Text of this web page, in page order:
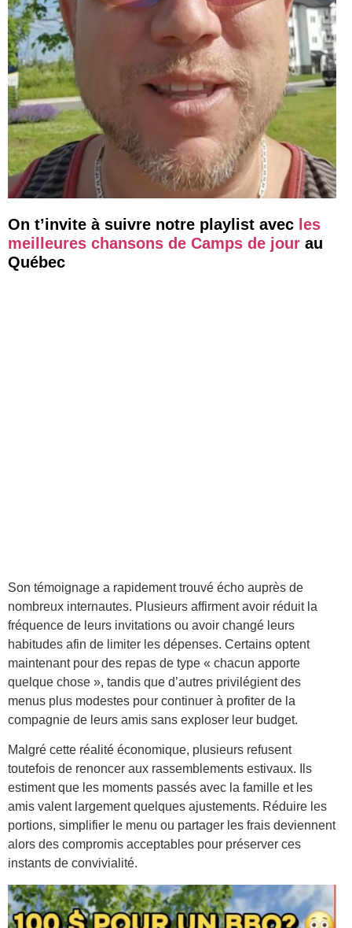
On t’invite à suivre notre playlist avec les
meilleures chansons de Camps de jour au
Québec
Son témoignage a rapidement trouvé écho auprès de
nombreux internautes. Plusieurs affirment avoir réduit la
fréquence de leurs invitations ou avoir changé leurs
habitudes afin de limiter les dépenses. Certains optent
maintenant pour des repas de type « chacun apporte
quelque chose », tandis que d’autres privilégient des
menus plus modestes pour continuer à profiter de la
compagnie de leurs amis sans exploser leur budget.
Malgré cette réalité économique, plusieurs refusent
toutefois de renoncer aux rassemblements estivaux. Ils
estiment que les moments passés avec la famille et les
amis valent largement quelques ajustements. Réduire les
portions, simplifier le menu ou partager les frais deviennent
alors des compromis acceptables pour préserver ces
instants de convivialité.